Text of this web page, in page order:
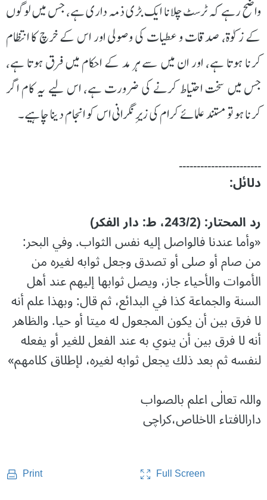
واضح رہے کہ ٹرسٹ چلانا ایک بڑی ذمہ داری ہے، جس میں لوگوں
کے زکوٰۃ، صدقات و عطیات کی وصولی اور اس کے خرچ کا انتظام
کرنا ہوتا ہے، اور ان میں سے ہر مد کے احکام میں فرق ہوتا ہے،
جس میں سخت احتیاط کرنے کی ضرورت ہے، اس لیے یہ کام اگر
کرنا ہو تو مستند علمائے کرام کی زیرِ نگرانی اس کو انجام دینا چاہیے۔
۔۔۔۔۔۔۔۔۔۔۔۔۔۔۔۔۔۔۔۔۔۔۔
دلائل:
رد المحتار: (243/2، ط: دار الفكر)
«وأما عندنا فالواصل إليه نفس الثواب. وفي البحر:
من صام أو صلى أو تصدق وجعل ثوابه ‌لغيره من
الأموات والأحياء جاز، ويصل ثوابها إليهم عند أهل
السنة والجماعة كذا في البدائع، ثم قال: وبهذا علم أنه
لا فرق بين أن يكون المجعول له ميتا أو حيا. والظاهر
أنه لا فرق بين أن ينوي به عند الفعل للغير أو يفعله
لنفسه ثم بعد ذلك يجعل ثوابه ‌لغيره، لإطلاق كلامهم»
واللہ تعالٰی اعلم بالصواب
دارالافتاء الاخلاص،کراچی
Print Full Screen